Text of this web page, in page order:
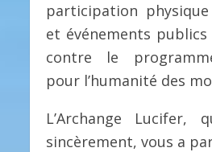
participation
et événements
contre le
pour l’humanité des
L’Archange Lucifer,
sincèrement, vous a